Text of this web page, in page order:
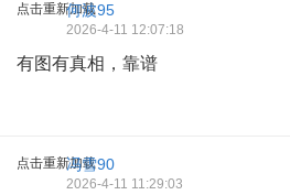
点击重新加载
何波95
2026-4-11 12:07:18
有图有真相，靠谱
点击重新加载
冯雪90
2026-4-11 11:29:03